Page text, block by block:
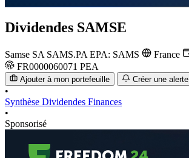
Dividendes SAMSE
Samse SA SAMS.PA EPA: SAMS France
FR0000060071 PEA
Ajouter à mon portefeuille Créer une alerte
•
Synthèse Dividendes Finances
•
Sponsorisé